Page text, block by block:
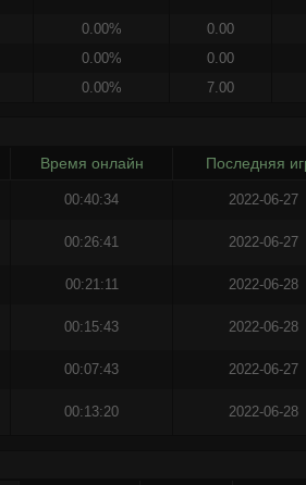
0.00% 0.00
0.00% 0.00
0.00% 7.00
Время онлайн Последняя
00:40:34 2022-06-27
00:26:41 2022-06-27
00:21:11 2022-06-28
00:15:43 2022-06-28
00:07:43 2022-06-27
00:13:20 2022-06-28